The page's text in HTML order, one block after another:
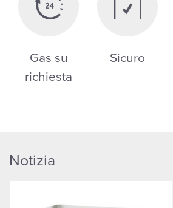
Gas su
richiesta
Sicuro
Notizia